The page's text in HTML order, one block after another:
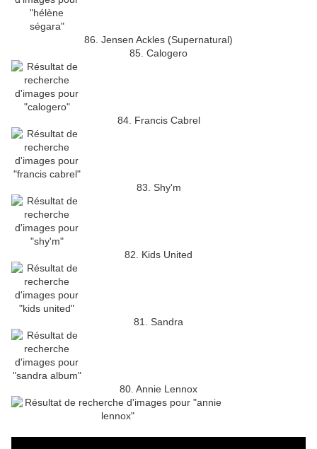
86. Jensen Ackles (Supernatural)
85. Calogero
84. Francis Cabrel
83. Shy'm
82. Kids United
81. Sandra
80. Annie Lennox